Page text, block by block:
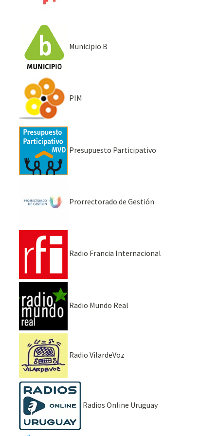
Municipio B
PIM
Presupuesto Participativo
Prorrectorado de Gestión
Radio Francia Internacional
Radio Mundo Real
Radio VilardeVoz
Radios Online Uruguay